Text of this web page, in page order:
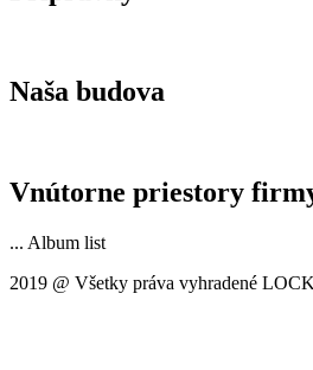
Naša budova
Vnútorne priestory
... Album list
2019 @ Všetky práva vyhradené